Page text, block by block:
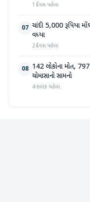
1 દિવસ પહેલા
07 ચાંદી 5,000 રૂપિયા
વધ્યા
2 દિવસ પહેલા
08 142 લોકોના મોત,
ચોમાસાનો સામનો
4 કલાક પહેલા